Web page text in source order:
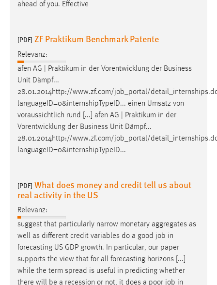
ahead of you. Effective
[PDF] ZF Praktikum Benchmark Patente
Relevanz:
afen AG | Praktikum in der Vorentwicklung der Business
Unit Dämpf...
28.01.2014http://www.zf.com/job _portal/
languageID=0&internshipTypeID... einen Umsatz von
voraussichtlich rund [...] afen AG | Praktikum in der
Vorentwicklung der Business Unit Dämpf...
28.01.2014http://www.zf.com/job _portal/
languageID=0&internshipTypeID...
[PDF] What does money and credit tell us about
real activity in the US
Relevanz:
suggest that particularly narrow monetary aggregates as
well as different credit variables do a good job in
forecasting US GDP growth. In particular, our paper
supports the view that for all forecasting horizons [...]
while the term spread is useful in predicting whether
there will be a recession or not, it does a poor job in